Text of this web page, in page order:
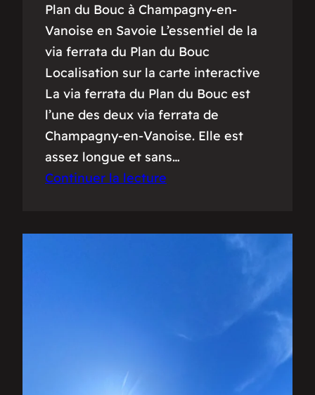
Plan du Bouc à Champagny-en-
Vanoise en Savoie L’essentiel de la
via ferrata du Plan du Bouc
Localisation sur la carte interactive
La via ferrata du Plan du Bouc est
l’une des deux via ferrata de
Champagny-en-Vanoise. Elle est
assez longue et sans…
Continuer la lecture